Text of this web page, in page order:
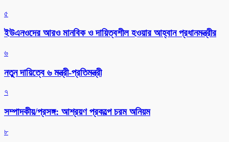
৫
ইউএনওদের আরও মানবিক ও দায়িত্বশীল হওয়ার আহ্বান প্রধানমন্ত্রীর
৬
নতুন দায়িত্বে ৬ মন্ত্রী-প্রতিমন্ত্রী
৭
সম্পাদকীয়/প্রসঙ্গ: আশ্রয়ণ প্রকল্পে চরম অনিয়ম
৮